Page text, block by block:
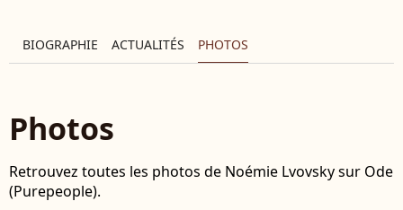
BIOGRAPHIE ACTUALITÉS PHOTOS
Photos
Retrouvez toutes les photos de Noémie Lvovsky sur Ode
(Purepeople).